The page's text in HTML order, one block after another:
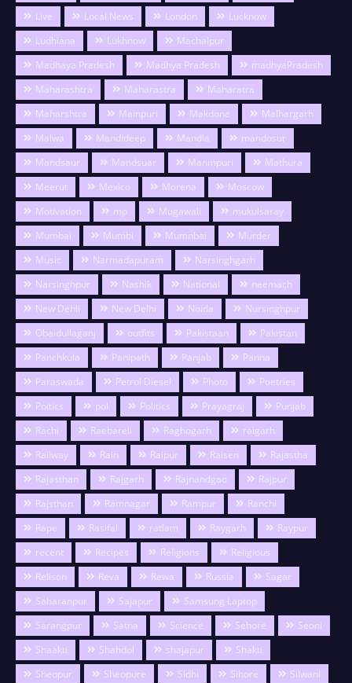
Live
Local News London
Lucknow
Ludhiana
Lukhnow
Machalpur
Madhaya Pradesh
Madhya Pradesh
madhyaPradesh
Maharashtra
Maharastra
Maharatra
Maharshtra
Mainpuri Makdone
Malhargarh
Malwa
Mandideep Mandla
mandosur
Mandsaur
Mandsuar Manmpuri
Mathura
Meerut
Mexico Morena
Moscow
Motivation
mp Mugawali
mukulsaray
Mumbai
Mumbi Mumnbai
Murder
Music
Narmadapuram
Narsinghgarh
Narsinghpur
Nashik National
neemach
New Dehli
New Delhi Noida
Nursinghpur
Obaidullaganj
outfits Pakistaan
Pakistan
Panchkula
Panipath Panjab
Panna
Paraswada
Petrol Diesel Photo
Poetries
Poitics
pol Politics Prayagraj
Punjab
Rachi
Raebareli Raghogarh
raigarh
Railway
Rain Raipur Raisen
Rajastha
Rajasthan
Rajgarh Rajnandgao
Rajpur
Rajsthan
Ramnagar Rampur
Ranchi
Rape
Rasifal ratlam Raygarh
Raypur
recent
Recipes Religions
Religious
Relison
Reva Rewa Russia
Sagar
Saharanpur
Sajapur
Samsung Laptop
Sarangpur
Satna Science Sehore
Seoni
Shaakti
Shahdol shajapur
Shakti
Sheopur
Sheopure Sidhi Sihore
Silwani